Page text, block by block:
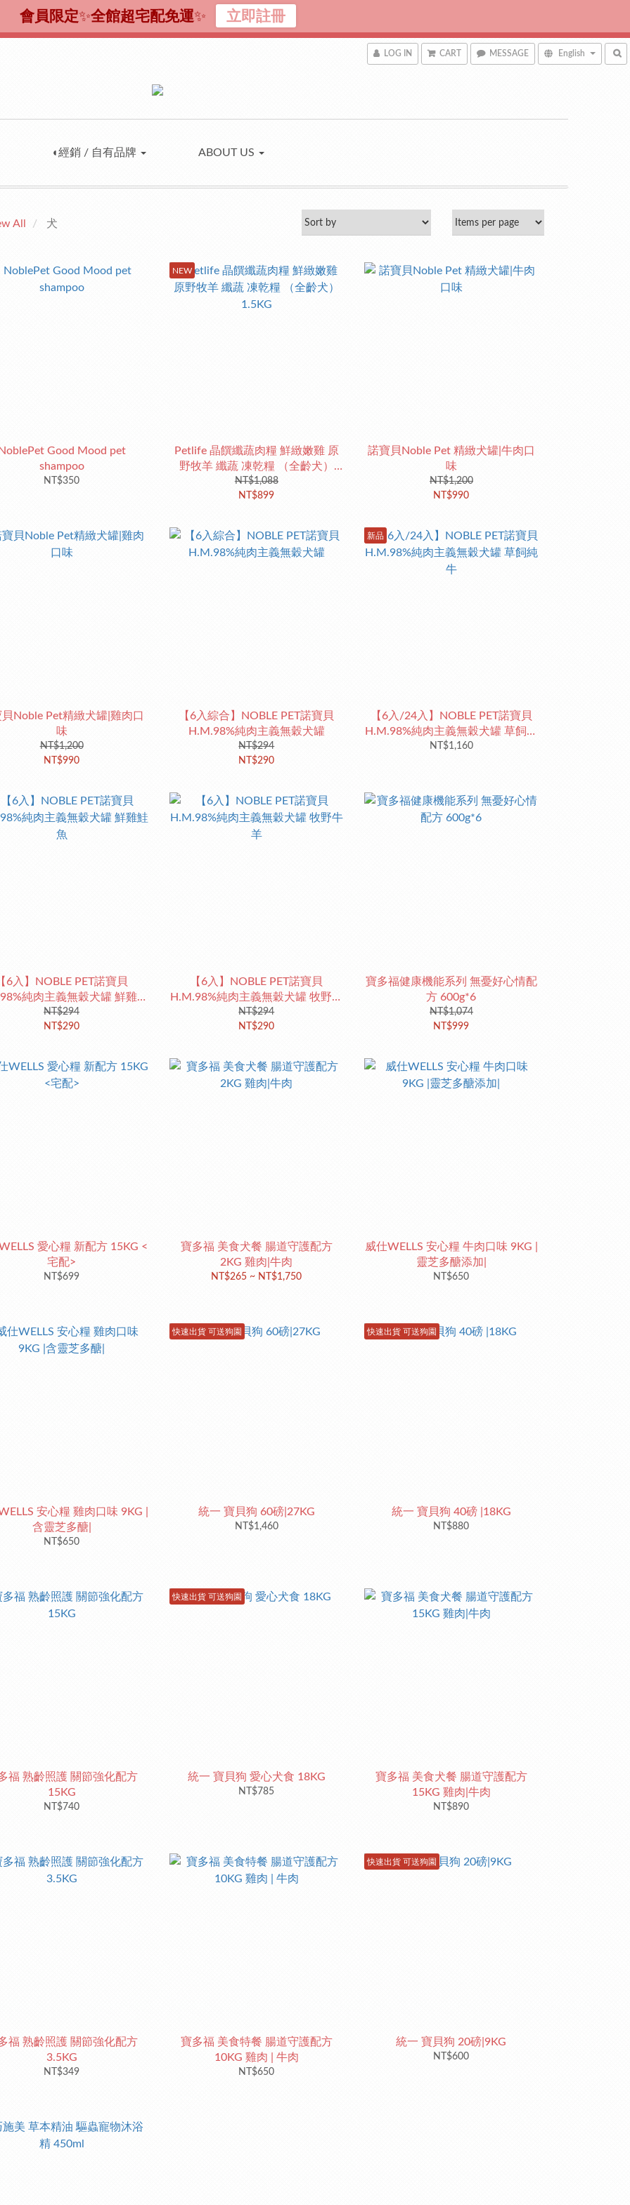
LOG IN CART MESSAGE English
◖經銷 / 自有品牌 ABOUT US
All 犬
Good Mood pet
shampoo
NT$350
NEW
Petlife 晶饌纖蔬肉糧 鮮緻嫩雞 原
野牧羊 纖蔬 凍乾糧 （全齡犬）
1.5KG
NT$1,088
NT$899
諾寶貝Noble Pet 精緻犬罐|牛肉口
味
NT$1,200
NT$990
Noble Pet精緻犬罐|雞肉口
味
NT$1,200
NT$990
【6入綜合】NOBLE PET諾寶貝
H.M.98%純肉主義無穀犬罐
NT$294
NT$290
新品
【6入/24入】NOBLE PET諾寶貝
H.M.98%純肉主義無穀犬罐 草飼純
牛
NT$1,160
6入】NOBLE PET諾寶貝
純肉主義無穀犬罐 鮮雞鮭
魚
NT$294
NT$290
【6入】NOBLE PET諾寶貝
H.M.98%純肉主義無穀犬罐 牧野牛
羊
NT$294
NT$290
寶多福健康機能系列 無憂好心情配
方 600g*6
NT$1,074
NT$999
愛心糧 新配方 15KG <
宅配>
NT$699
寶多福 美食犬餐 腸道守護配方
2KG 雞肉|牛肉
NT$265 ~ NT$1,750
威仕WELLS 安心糧 牛肉口味 9KG |
靈芝多醣添加|
NT$650
安心糧 雞肉口味 9KG |
含靈芝多醣|
NT$650
快速出貨 可送狗園
統一 寶貝狗 60磅|27KG
NT$1,460
快速出貨 可送狗園
統一 寶貝狗 40磅 |18KG
NT$880
福 熟齡照護 關節強化配方
15KG
NT$740
快速出貨 可送狗園
統一 寶貝狗 愛心犬食 18KG
NT$785
寶多福 美食犬餐 腸道守護配方
15KG 雞肉|牛肉
NT$890
福 熟齡照護 關節強化配方
3.5KG
NT$349
寶多福 美食特餐 腸道守護配方
10KG 雞肉 | 牛肉
NT$650
快速出貨 可送狗園
統一 寶貝狗 20磅|9KG
NT$600
會員限定✨全館超宅配免運✨ 立即註冊